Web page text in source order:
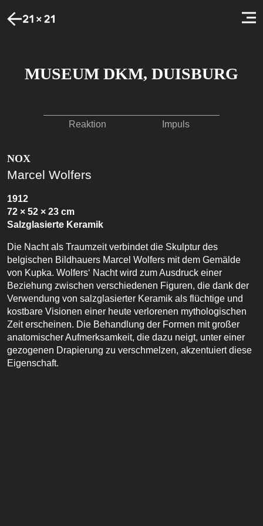
MUSEUM DKM, DUISBURG
Reaktion Impuls
NOX
Marcel Wolfers
1912
72 × 52 × 23 cm
Salzglasierte Keramik
Die Nacht als Traumzeit verbindet die Skulptur des
belgischen Bildhauers Marcel Wolfers mit dem Gemälde
von Kupka. Wolfers‘ Nacht wird zum Ausdruck einer
Beziehung zwischen verschiedenen Figuren, die dank der
Verwendung von salzglasierter Keramik als flüchtige und
kostbare Visionen einer heute verlorenen mythologischen
Zeit erscheinen. Die Behandlung der Formen mit großer
anatomischer Aufmerksamkeit, die dazu neigt, unter einer
gezogenen Drapierung zu verschmelzen, akzentuiert diese
Eigenschaft.